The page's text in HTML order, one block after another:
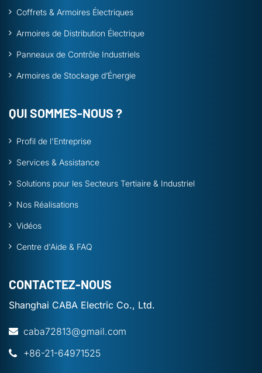
Coffrets & Armoires Électriques
Armoires de Distribution Électrique
Panneaux de Contrôle Industriels
Armoires de Stockage d’Énergie
QUI SOMMES-NOUS ?
Profil de l'Entreprise
Services & Assistance
Solutions pour les Secteurs Tertiaire & Industriel
Nos Réalisations
Vidéos
Centre d'Aide & FAQ
CONTACTEZ-NOUS
Shanghai CABA Electric Co., Ltd.
caba72813@gmail.com
+86-21-64971525